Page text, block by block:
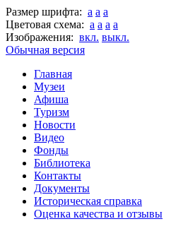
Размер шрифта: a a a
Цветовая схема: a a a a
Изображения: вкл. выкл.
Обычная версия
Главная
Музеи
Афиша
Туризм
Новости
Видео
Фонды
Библиотека
Контакты
Документы
Историческая справка
Оценка качества и отзывы